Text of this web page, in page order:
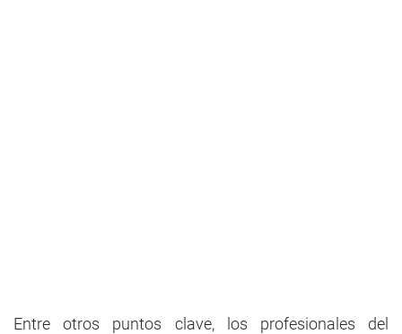
Entre otros puntos clave, los profesionales del